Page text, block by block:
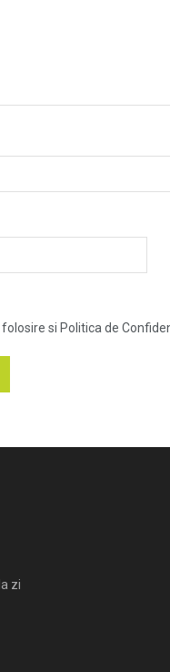
si Politica de
zi